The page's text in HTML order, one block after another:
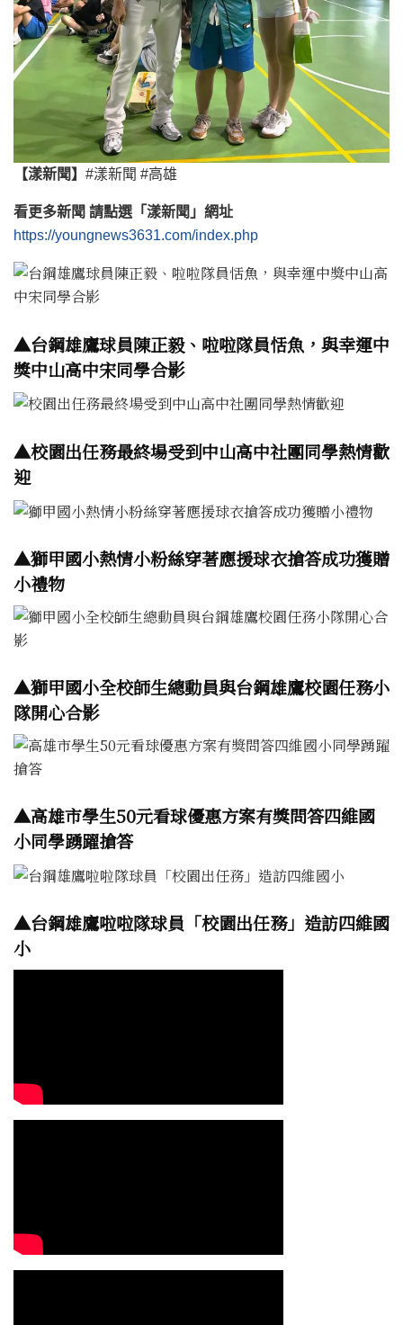
【漾新聞】 #漾新聞 #高雄
看更多新聞 請點選「漾新聞」網址
https://youngnews3631.com/index.php
▲台鋼雄鷹球員陳正毅、啦啦隊員恬魚，與幸運中
獎中山高中宋同學合影
▲校園出任務最終場受到中山高中社團同學熱情歡
迎
▲獅甲國小熱情小粉絲穿著應援球衣搶答成功獲贈
小禮物
▲獅甲國小全校師生總動員與台鋼雄鷹校園任務小
隊開心合影
▲高雄市學生50元看球優惠方案有獎問答四維國
小同學踴躍搶答
▲台鋼雄鷹啦啦隊球員「校園出任務」造訪四維國
小